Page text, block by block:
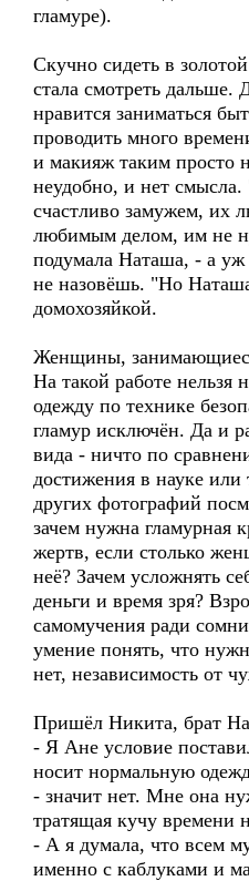
гламуре).
Скучно сидеть в
стала смотреть дальше.
нравится заниматься
проводить много
и макияж таким просто
неудобно, и нет
счастливо замужем, их
любимым делом, им не
подумала Наташа, - а
не назовёшь. "Но
домохозяйкой.
Женщины,
На такой работе нельзя
одежду по технике
гламур исключён. Да и
вида - ничто по
достижения в науке
других фотографий
зачем нужна гламурная
жертв, если столько
неё? Зачем усложнять
деньги и время зря?
самомучения ради
умение понять, что
нет, независимость от
Пришёл Никита, брат
- Я Ане условие
носит нормальную
- значит нет. Мне она
тратящая кучу времени
- А я думала, что всем
именно с каблуками и